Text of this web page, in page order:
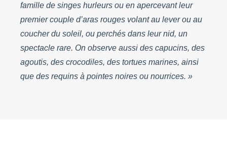
famille de singes hurleurs ou en apercevant leur
premier couple d’aras rouges volant au lever ou au
coucher du soleil, ou perchés dans leur nid, un
spectacle rare. On observe aussi des capucins, des
agoutis, des crocodiles, des tortues marines, ainsi
que des requins à pointes noires ou nourrices. »